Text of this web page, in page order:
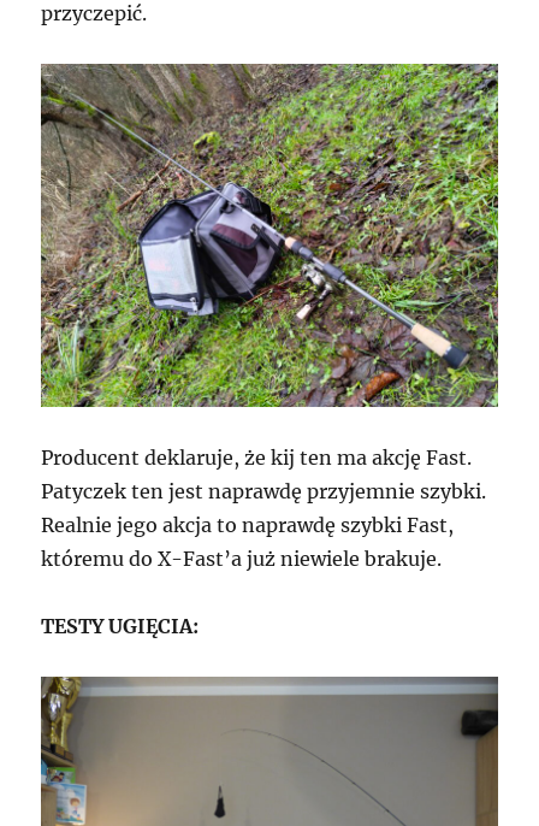
przyczepić.
Producent deklaruje, że kij ten ma akcję Fast.
Patyczek ten jest naprawdę przyjemnie szybki.
Realnie jego akcja to naprawdę szybki Fast,
któremu do X-Fast’a już niewiele brakuje.
TESTY UGIĘCIA: